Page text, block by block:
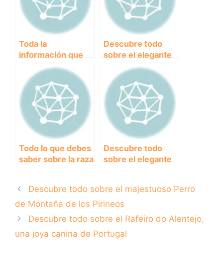
Toda la
información que
necesitas saber
sobre el Boxer:
características,
cuidados y
curiosidades
Descubre todo
sobre el elegante
Galgo Español:
Historia,
características y
cuidados
Todo lo que debes
saber sobre la raza
Descubre todo
sobre el elegante
cuidados y mucho
más
Descubre todo sobre el majestuoso Perro
de Montaña de los Pirineos
Descubre todo sobre el Rafeiro do Alentejo,
una joya canina de Portugal